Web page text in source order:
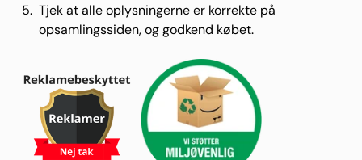
Tjek at alle oplysningerne er korrekte på
opsamlingssiden, og godkend købet.